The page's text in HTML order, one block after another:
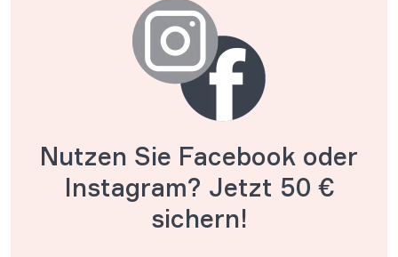
Nutzen Sie Facebook oder
Instagram? Jetzt 50 €
sichern!